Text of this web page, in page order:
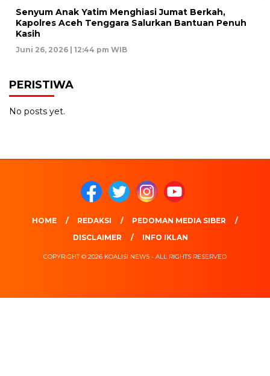
Senyum Anak Yatim Menghiasi Jumat Berkah,
Kapolres Aceh Tenggara Salurkan Bantuan Penuh
Kasih
Juni 26, 2026 | 12:44 pm WIB
PERISTIWA
No posts yet.
HOME REDAKSI
PEDOMAN MEDIA SIBER
DISCLAIMER
INFO IKLAN
COPYRIGHT © 2026 KOALISI NEWS - ALL RIGHTS RESERVED